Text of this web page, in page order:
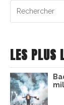
pour
LES PLUS